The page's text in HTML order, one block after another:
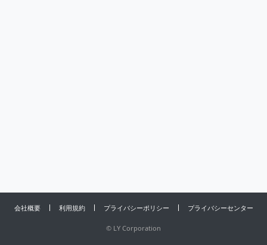
会社概要 利用規約 プライバシーポリシー プライバシーセンター
© LY Corporation